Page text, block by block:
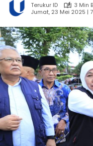
Terukur ID
3 Min
Jumat, 23 Mei 2025 |